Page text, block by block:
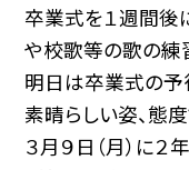
卒業式を１週間後
や校歌等の歌の練
明日は卒業式の予
素晴らしい姿、態
３月９日（月）に